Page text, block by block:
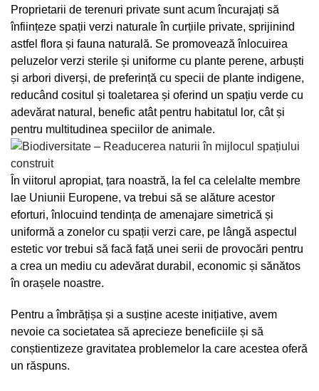
Proprietarii de terenuri private sunt acum încurajați să
înființeze spații verzi naturale în curțiile private, sprijinind
astfel flora și fauna naturală. Se promovează înlocuirea
peluzelor verzi sterile și uniforme cu plante perene, arbuști
și arbori diverși, de preferință cu specii de plante indigene,
reducând cositul și toaletarea și oferind un spațiu verde cu
adevărat natural, benefic atât pentru habitatul lor, cât și
pentru multitudinea speciilor de animale.
În viitorul apropiat, țara noastră, la fel ca celelalte membre
lae Uniunii Europene, va trebui să se alăture acestor
eforturi, înlocuind tendința de amenajare simetrică și
uniformă a zonelor cu spații verzi care, pe lângă aspectul
estetic vor trebui să facă față unei serii de provocări pentru
a crea un mediu cu adevărat durabil, economic și sănătos
în orașele noastre.
Pentru a îmbrățișa și a susține aceste inițiative, avem
nevoie ca societatea să aprecieze beneficiile și să
conștientizeze gravitatea problemelor la care acestea oferă
un răspuns.